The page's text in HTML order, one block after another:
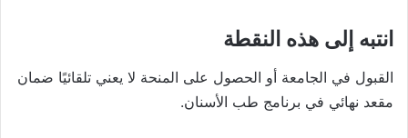
انتبه إلى هذه النقطة
القبول في الجامعة أو الحصول على المنحة لا يعني تلقائيًا ضمان
مقعد نهائي في برنامج طب الأسنان.